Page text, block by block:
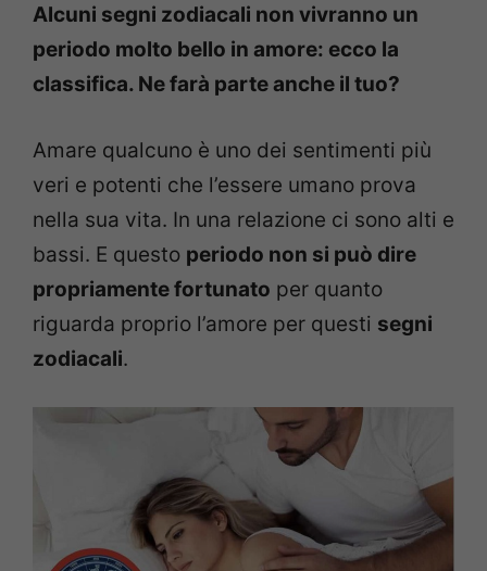
Alcuni segni zodiacali non vivranno un
periodo molto bello in amore: ecco la
classifica. Ne farà parte anche il tuo?
Amare qualcuno è uno dei sentimenti più
veri e potenti che l’essere umano prova
nella sua vita. In una relazione ci sono alti e
bassi. E questo periodo non si può dire
propriamente fortunato per quanto
riguarda proprio l’amore per questi segni
zodiacali.